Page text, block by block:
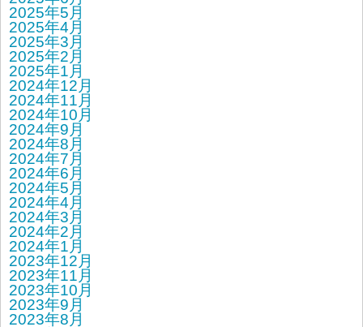
2025年5月
2025年4月
2025年3月
2025年2月
2025年1月
2024年12月
2024年11月
2024年10月
2024年9月
2024年8月
2024年7月
2024年6月
2024年5月
2024年4月
2024年3月
2024年2月
2024年1月
2023年12月
2023年11月
2023年10月
2023年9月
2023年8月